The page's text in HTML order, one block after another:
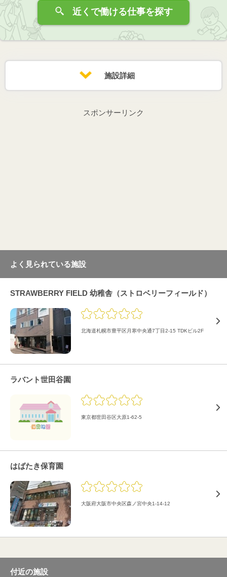
近くで働ける仕事を探す
施設詳細
スポンサーリンク
よく見られている施設
STRAWBERRY FIELD 幼稚舎（ストロベリーフィールド）
北海道札幌市豊平区月寒中央通7丁目2-15 TDKビル2F
ラバント世田谷園
東京都世田谷区大原1-62-5
はばたき保育園
大阪府大阪市中央区森ノ宮中央1-14-12
付近の施設